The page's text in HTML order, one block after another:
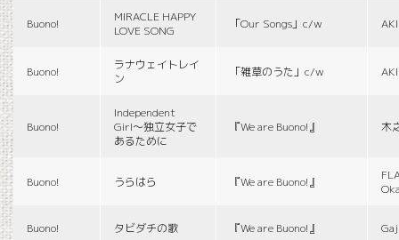
Buono!
MIRACLE HAPPY
LOVE SONG
「Our Songs」c/w
Buono!
ラナウェイトレイ
ン
「雑草のうた」c/w
Buono!
Independent
Girl〜独立女子で
あるために
『We are Buono!』 木
Buono! うらはら 『We are Buono!』
Buono! タビダチの歌 『We are Buono!』